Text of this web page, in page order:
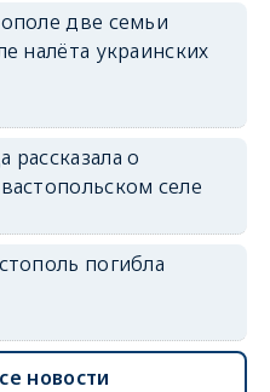
две семьи
налёта украинских
о
селе
погибла
новости